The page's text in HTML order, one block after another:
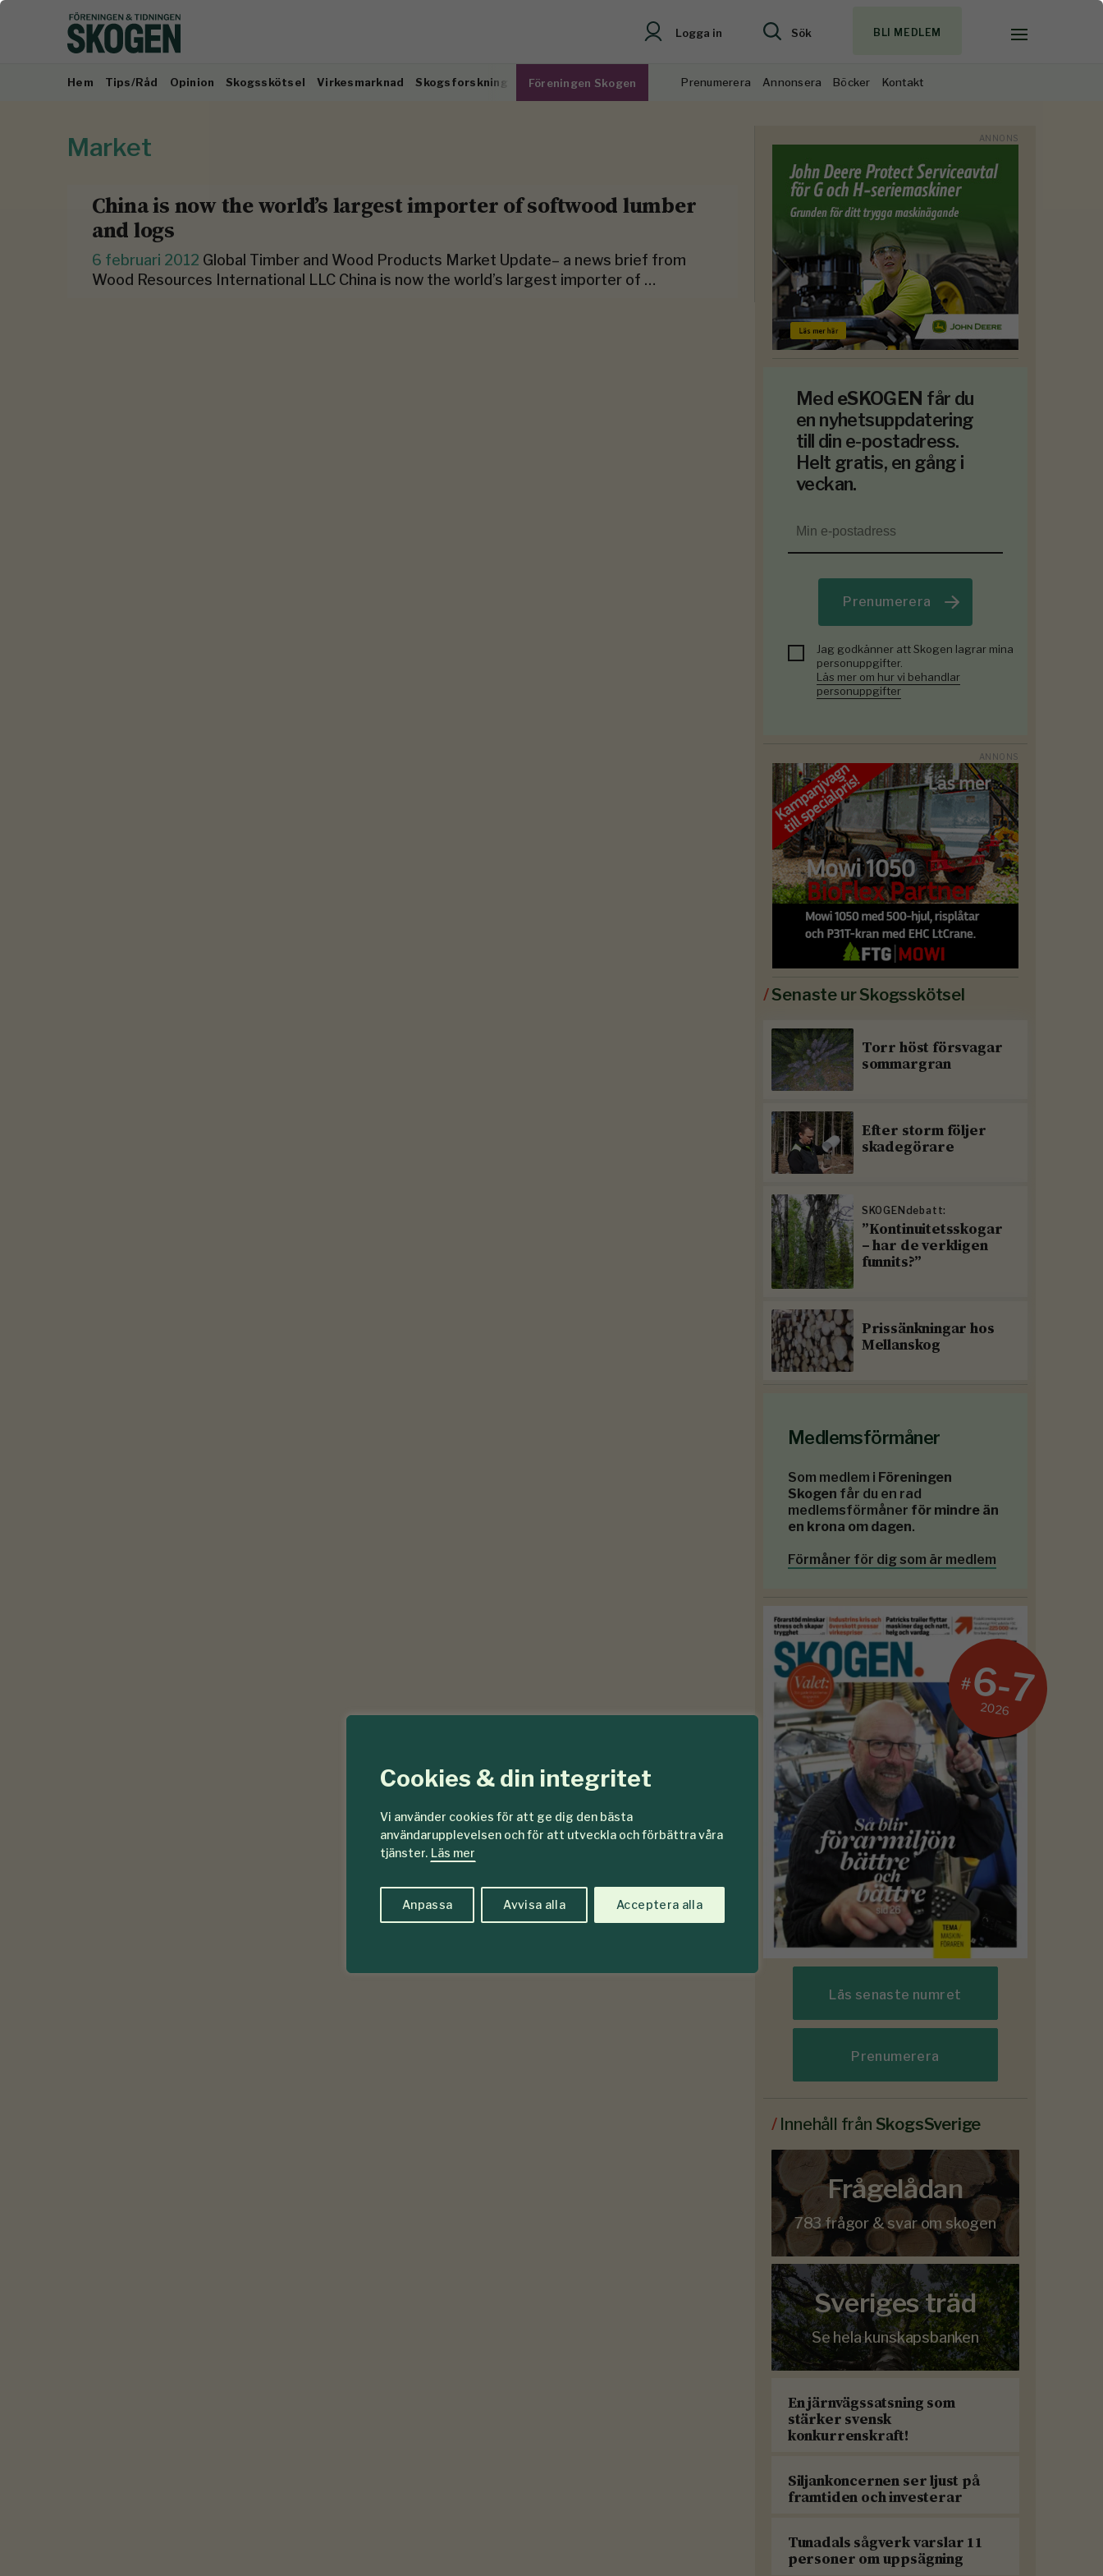
Cookies & din integritet
Vi använder cookies för att ge dig den bästa
användarupplevelsen och för att utveckla och förbättra våra
tjänster. Läs mer
Anpassa Avvisa alla Acceptera alla
Logga in Sök BLI MEDLEM
Hem Tips/Råd Opinion Skogsskötsel Virkesmarknad Skogsforskning Föreningen Skogen Prenumerera Annonsera Böcker Kontakt
Market
China is now the world’s largest importer of softwood lumber
and logs
6 februari 2012 Global Timber and Wood Products Market Update– a news brief from
Wood Resources International LLC China is now the world’s largest importer of …
Med eSKOGEN får du
en nyhetsuppdatering
till din e-postadress.
Helt gratis, en gång i
veckan.
Prenumerera
Jag godkänner att Skogen lagrar mina
personuppgifter.
Läs mer om hur vi behandlar
personuppgifter
/Senaste ur Skogsskötsel
Torr höst försvagar
sommargran
Efter storm följer
skadegörare
SKOGENdebatt:
”Kontinuitetsskogar
– har de verkligen
funnits?”
Prissänkningar hos
Mellanskog
Medlemsförmåner
Som medlem i Föreningen
Skogen får du en rad
medlemsförmåner för mindre än
en krona om dagen.
Förmåner för dig som är medlem
#6-7
2026
Läs senaste numret
Prenumerera
/ Innehåll från SkogsSverige
Frågelådan
783 frågor & svar om skogen
Sveriges träd
Se hela kunskapsbanken
En järnvägssatsning som
stärker svensk
konkurrenskraft!
Siljankoncernen ser ljust på
framtiden och investerar
Tunadals sågverk varslar 11
personer om uppsägning